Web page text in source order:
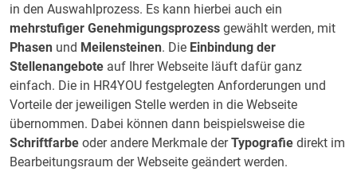
in den Auswahlprozess. Es kann hierbei auch ein
mehrstufiger Genehmigungsprozess gewählt werden, mit
Phasen und Meilensteinen. Die Einbindung der
Stellenangebote auf Ihrer Webseite läuft dafür ganz
einfach. Die in HR4YOU festgelegten Anforderungen und
Vorteile der jeweiligen Stelle werden in die Webseite
übernommen. Dabei können dann beispielsweise die
Schriftfarbe oder andere Merkmale derTypografie direkt im
Bearbeitungsraum der Webseite geändert werden.